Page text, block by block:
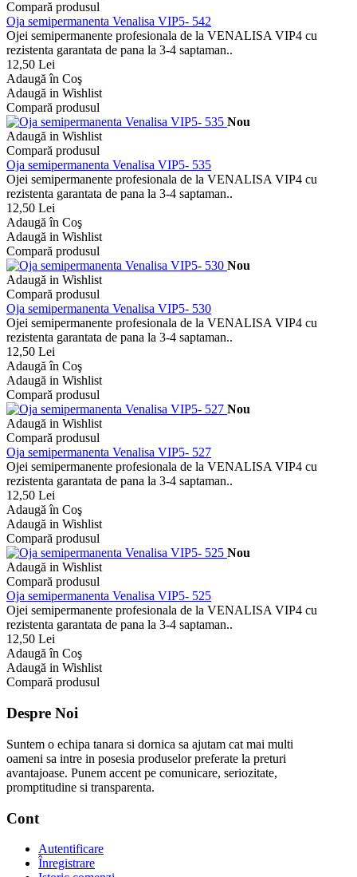
Compară produsul
Oja semipermanenta Venalisa VIP5- 542
Ojei semipermanente profesionala de la VENALISA VIP4 cu
rezistenta garantata de pana la 3-4 saptaman..
12,50 Lei
Adaugă în Coş
Adaugă in Wishlist
Compară produsul
Nou
Adaugă in Wishlist
Compară produsul
Oja semipermanenta Venalisa VIP5- 535
Ojei semipermanente profesionala de la VENALISA VIP4 cu
rezistenta garantata de pana la 3-4 saptaman..
12,50 Lei
Adaugă în Coş
Adaugă in Wishlist
Compară produsul
Nou
Adaugă in Wishlist
Compară produsul
Oja semipermanenta Venalisa VIP5- 530
Ojei semipermanente profesionala de la VENALISA VIP4 cu
rezistenta garantata de pana la 3-4 saptaman..
12,50 Lei
Adaugă în Coş
Adaugă in Wishlist
Compară produsul
Nou
Adaugă in Wishlist
Compară produsul
Oja semipermanenta Venalisa VIP5- 527
Ojei semipermanente profesionala de la VENALISA VIP4 cu
rezistenta garantata de pana la 3-4 saptaman..
12,50 Lei
Adaugă în Coş
Adaugă in Wishlist
Compară produsul
Nou
Adaugă in Wishlist
Compară produsul
Oja semipermanenta Venalisa VIP5- 525
Ojei semipermanente profesionala de la VENALISA VIP4 cu
rezistenta garantata de pana la 3-4 saptaman..
12,50 Lei
Adaugă în Coş
Adaugă in Wishlist
Compară produsul
Despre Noi
Suntem o echipa tanara si dornica sa ajutam cat mai multi
oameni sa intre in posesia produselor preferate la preturi
avantajoase. Punem accent pe comunicare, seriozitate,
promptitudine si transparenta.
Cont
Autentificare
Înregistrare